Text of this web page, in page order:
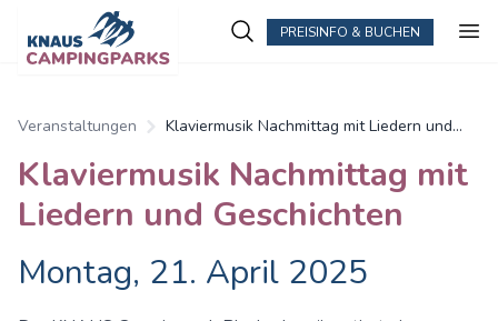
PREISINFO & BUCHEN
Veranstaltungen
Klaviermusik Nachmittag mit Liedern und
Klaviermusik Nachmittag mit
Liedern und Geschichten
Montag, 21. April 2025